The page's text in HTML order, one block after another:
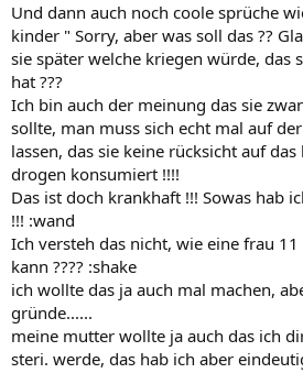
Und dann auch noch coole sprüche
kinder " Sorry, aber was soll das ??
sie später welche kriegen würde, das
hat ???
Ich bin auch der meinung das sie
sollte, man muss sich echt mal auf
lassen, das sie keine rücksicht auf
drogen konsumiert !!!!
Das ist doch krankhaft !!! Sowas hab
!!! :wand
Ich versteh das nicht, wie eine frau
kann ???? :shake
ich wollte das ja auch mal machen,
gründe......
meine mutter wollte ja auch das ich
steri. werde, das hab ich aber